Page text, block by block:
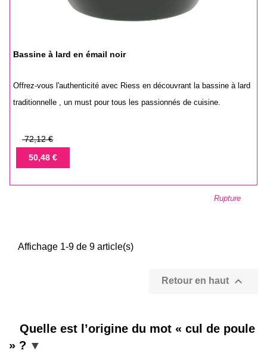
Bassine à lard en émail noir
Offrez-vous l'authenticité avec Riess en découvrant la bassine à lard
traditionnelle , un must pour tous les passionnés de cuisine.
Prix
base
72,12 €
Prix50,48 €
Rupture
Affichage 1-9 de 9 article(s)
Retour en haut 
Quelle est l’origine du mot « cul de poule
» ?